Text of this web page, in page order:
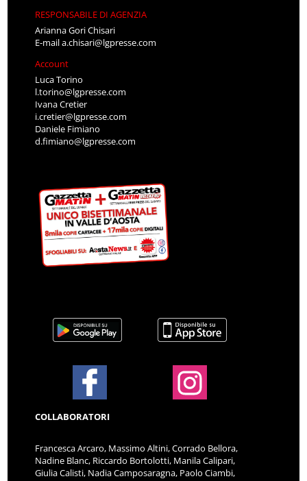
RESPONSABILE DI AGENZIA
Arianna Gori Chisari
E-maila.chisari@lgpresse.com
Account
Luca Torino
l.torino@lgpresse.com
Ivana Cretier
i.cretier@lgpresse.com
Daniele Fimiano
d.fimiano@lgpresse.com
COLLABORATORI
Francesca Arcaro, Massimo Altini, Corrado Bellora,
Nadine Blanc, Riccardo Bortolotti, Manila Calipari,
Giulia Calisti, Nadia Camposaragna, Paolo Ciambi,